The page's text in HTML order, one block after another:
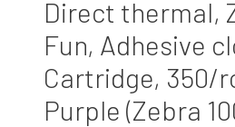
Direct thermal,
Fun, Adhesive
Cartridge, 350/
Purple (Zebra